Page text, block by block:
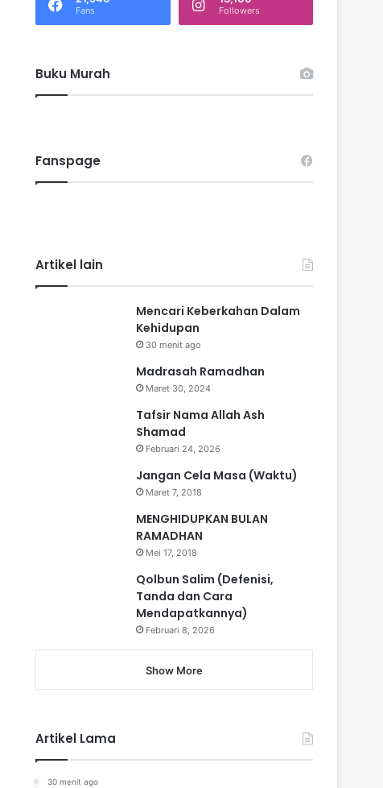
k
:
Fans Followers
Buku Murah
Fanspage
Artikel lain
Mencari Keberkahan Dalam
Kehidupan
30 menit ago
Madrasah Ramadhan
Maret 30, 2024
Tafsir Nama Allah Ash
Shamad
Februari 24, 2026
Jangan Cela Masa (Waktu)
Maret 7, 2018
MENGHIDUPKAN BULAN
RAMADHAN
Mei 17, 2018
Qolbun Salim (Defenisi,
Tanda dan Cara
Mendapatkannya)
Februari 8, 2026
Show More
Artikel Lama
30 menit ago